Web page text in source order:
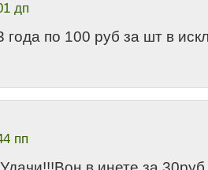
дп
по 100 руб за шт в
пп